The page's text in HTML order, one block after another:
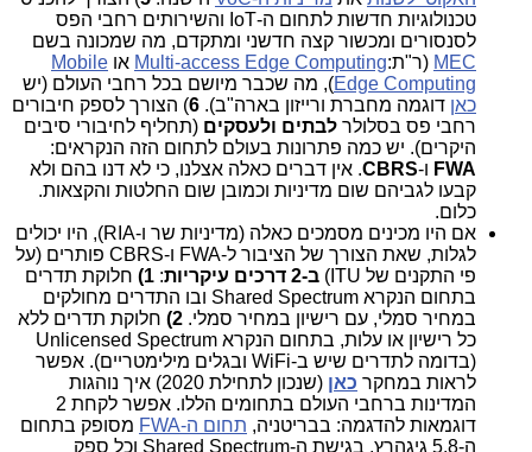
טכנולוגיות חדשות לתחום ה-IoT והשירותים רחבי הפס
לסנסורים ומכשור קצה חדשני ומתקדם, מה שמכונה בשם
MEC (ר"ת:Multi-access Edge Computing או Mobile
Edge Computing), מה שכבר מיושם בכל רחבי העולם (יש
כאן דוגמה מחברת ורייזון בארה"ב). 6) הצורך לספק חיבורים
רחבי פס בסלולר לבתים ולעסקים (תחליף לחיבורי סיבים
היקרים). יש כמה פתרונות בעולם לתחום הזה הנקראים:
FWA ו-CBRS. אין דברים כאלה אצלנו, כי לא דנו בהם ולא
קבעו לגביהם שום מדיניות וכמובן שום החלטות והקצאות.
כלום.
אם היו מכינים מסמכים כאלה (מדיניות שר ו-RIA), היו יכולים
לגלות, שאת הצורך של הציבור ל-FWA ו-CBRS פותרים (על
פי התקנים של ITU)
ב-2 דרכים עיקריות :
1)
חלוקת תדרים
בתחום הנקרא Shared Spectrum ובו התדרים מחולקים
במחיר סמלי, עם רישיון במחיר סמלי. 2) חלוקת תדרים ללא
כל רישיון או עלות, בתחום הנקרא Unlicensed Spectrum
(בדומה לתדרים שיש ב-WiFi ובגלים מילימטריים). אפשר
לראות במחקר כאן
(שנכון לתחילת 2020) איך נוהגות
המדינות ברחבי העולם בתחומים הללו. אפשר לקחת 2
דוגמאות להדגמה: בבריטניה, תחום ה-FWA
מסופק בתחום
ה-5.8 גיגהרץ, בגישת ה-Shared Spectrum וכל ספק